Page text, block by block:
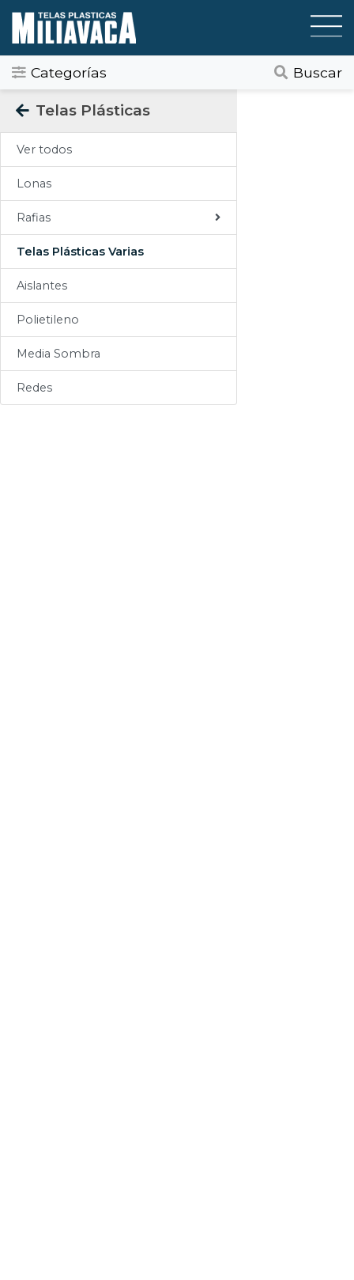
Categorías Buscar
Categorias
Todos
Gráfica / Comunicación Visual
Tapicería
Telas Plásticas
Telas Plásticas
Ver todos
Lonas
Rafias
Telas Plásticas Varias
Aislantes
Polietileno
Media Sombra
Redes
Felpudos
Toldos
Pisos
Sogas